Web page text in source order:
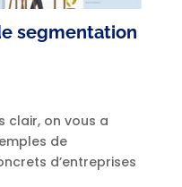
segmentation
clair, on vous a
de
d’entreprises